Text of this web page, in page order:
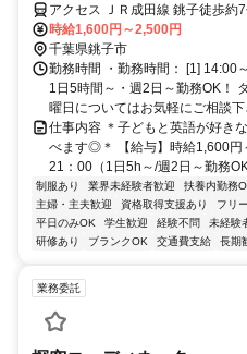
アクセス ＪＲ成田線 銚子徒歩約
ＪＲ総武本線 銚子徒歩約7分 JR
教室への勤務も応相談 ※屋内禁煙
時給1,600円～2,500円
千葉県銚子市
勤務時間 ・勤務時間： [1] 14:00
1日5時間～・週2日～勤務OK！
曜日についてはお気軽にご相談下
仕事内容 ＊子どもと英語が好き
べます◎＊ 【給与】時給1,600円
21：00（1日5h～/週2日～勤務
制服あり 業界未経験者歓迎 扶養内勤務
主婦・主夫歓迎
資格取得支援あり フリ
平日のみOK
学生歓迎 経験不問 未経験
研修あり
ブランクOK 交通費支給 長期
業務委託